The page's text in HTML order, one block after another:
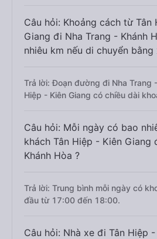
Câu hỏi: Khoảng cách từ Tân
Giang đi Nha Trang - Khánh
nhiêu km nếu di chuyển bằng
Trả lời: Đoạn đường đi Nha Trang
Hiệp - Kiên Giang có chiều dài
Câu hỏi: Mỗi ngày có bao
khách Tân Hiệp - Kiên Giang
Khánh Hòa ?
Trả lời: Trung bình mỗi ngày có
đầu từ 17:00 đến 18:00.
Câu hỏi: Nhà xe đi Tân Hiệp